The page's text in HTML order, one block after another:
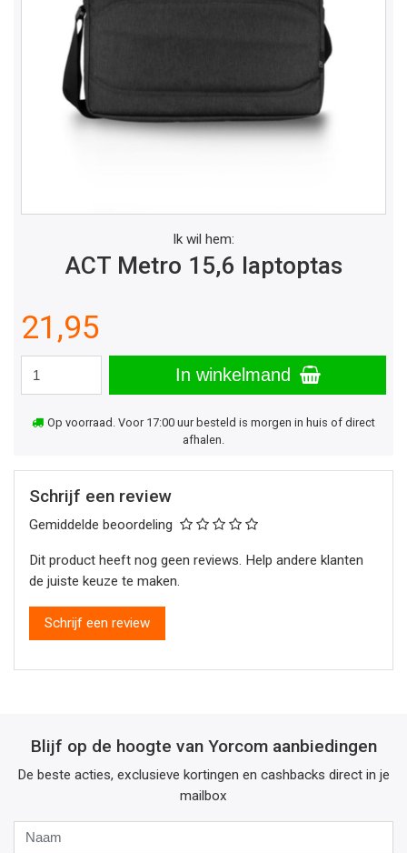
Ik wil hem:
ACT Metro 15,6 laptoptas
21,95
In winkelmand
Op voorraad. Voor 17:00 uur besteld is morgen in huis of direct
afhalen.
Schrijf een review
Gemiddelde beoordeling
Dit product heeft nog geen reviews. Help andere klanten
de juiste keuze te maken.
Schrijf een review
Blijf op de hoogte van Yorcom aanbiedingen
De beste acties, exclusieve kortingen en cashbacks direct in je
mailbox